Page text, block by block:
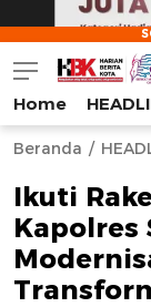
Home
Beranda
Ikuti
Kapolres